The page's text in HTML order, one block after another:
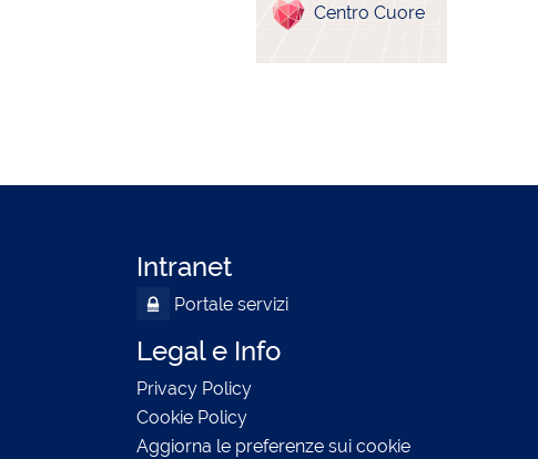
Centro Cuore
Intranet
Portale servizi
Legal e Info
Privacy Policy
Cookie Policy
Aggiorna le preferenze sui cookie